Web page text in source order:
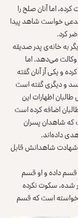
اما آنان صلح را
مدعی خواست شاهد پیدا
کرد.
به خانه‌ی پدر صدیقه
وکالت می‌دهد. اما
و یکی آز آنان گفته
و دیگری گفته است
اظهارات این
اضافه کرده است
که شاهدان پسران
داده‌اند.
شهادت شاهدانش قابل
داده و او قسم
شده، سکوت نکرده
خواسته است که قسم